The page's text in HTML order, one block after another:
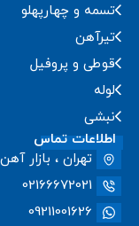
تسمه و چهارپهلو
تیرآهن
قوطی و پروفیل
لوله
نبشی
اطلاعات تماس
تهران ، بازار
02166672021
09211001626